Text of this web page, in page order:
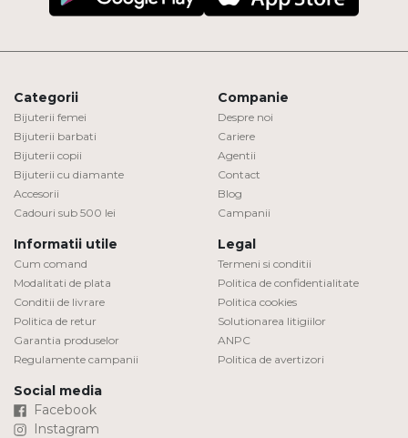
Categorii
Bijuterii femei
Bijuterii barbati
Bijuterii copii
Bijuterii cu diamante
Accesorii
Cadouri sub 500 lei
Companie
Despre noi
Cariere
Agentii
Contact
Blog
Campanii
Informatii utile
Cum comand
Modalitati de plata
Conditii de livrare
Politica de retur
Garantia produselor
Regulamente campanii
Legal
Termeni si conditii
Politica de confidentialitate
Politica cookies
Solutionarea litigiilor
ANPC
Politica de avertizori
Social media
Facebook
Instagram